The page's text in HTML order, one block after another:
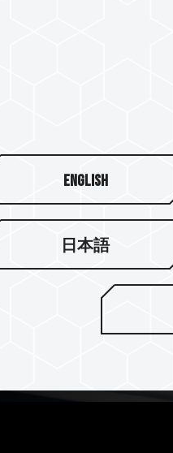
품질 공법
정밀 CNC 공정과 결합하
열 효과를 배로 제공하여
English
日本語